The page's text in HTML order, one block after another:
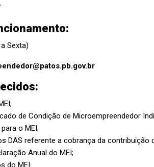
Sexta)
de Condição de Microempreendedor
o MEI;
DAS referente a cobrança da contribuição
Anual do MEI;
do MEI.